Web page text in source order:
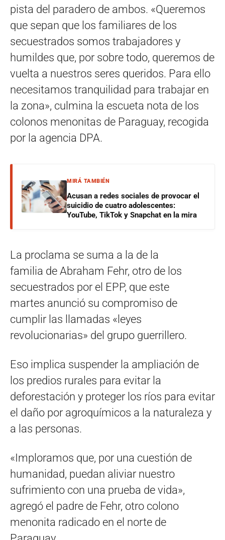
pista del paradero de ambos. «Queremos
que sepan que los familiares de los
secuestrados somos trabajadores y
humildes que, por sobre todo, queremos de
vuelta a nuestros seres queridos. Para ello
necesitamos tranquilidad para trabajar en
la zona», culmina la escueta nota de los
colonos menonitas de Paraguay, recogida
por la agencia DPA.
MIRÁ TAMBIÉN
Acusan a redes sociales de provocar el
suicidio de cuatro adolescentes:
YouTube, TikTok y Snapchat en la mira
La proclama se suma a la de la
familia de Abraham Fehr, otro de los
secuestrados por el EPP, que este
martes anunció su compromiso de
cumplir las llamadas «leyes
revolucionarias» del grupo guerrillero.
Eso implica suspender la ampliación de
los predios rurales para evitar la
deforestación y proteger los ríos para evitar
el daño por agroquímicos a la naturaleza y
a las personas.
«Imploramos que, por una cuestión de
humanidad, puedan aliviar nuestro
sufrimiento con una prueba de vida»,
agregó el padre de Fehr, otro colono
menonita radicado en el norte de